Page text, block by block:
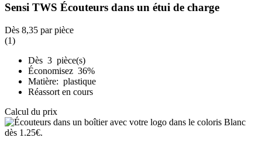
Sensi TWS Écouteurs dans un étui de charge
Dès 8,35 par pièce
(1)
Dès 3 pièce(s)
Économisez 36%
Matière: plastique
Réassort en cours
Calcul du prix